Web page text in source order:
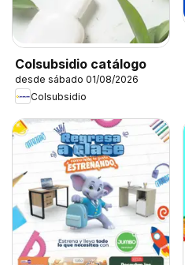
Colsubsidio catálogo
desde sábado 01/08/2026
Colsubsidio